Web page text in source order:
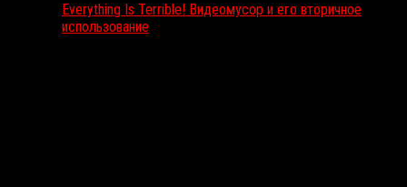
Everything Is Terrible! Видеомусор и его вторичное
использование